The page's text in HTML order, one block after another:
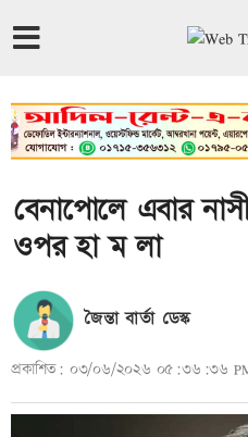
বেনাপোলে এবার
ওপর হা ম লা
জৈন্তা বার্তা ডেস্ক
প্রকাশিত: ০৩/০৬/২০২৬ ০৫:৩৬:৩৬